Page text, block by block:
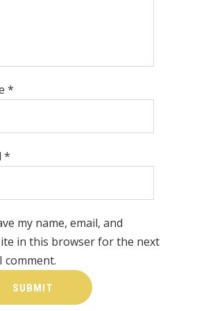
*
*
my name, email, and
in this browser for the next
comment.